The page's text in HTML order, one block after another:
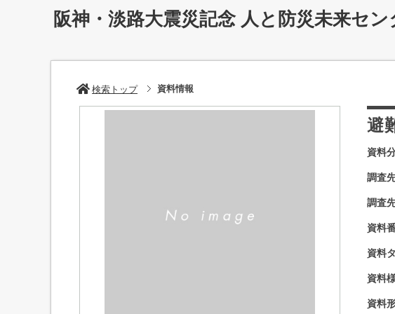
阪神・淡路大震災記念 人と防災未来セ
検索トップ 資料情報
避
資料
調査
調査
資料
資料
資料
資料